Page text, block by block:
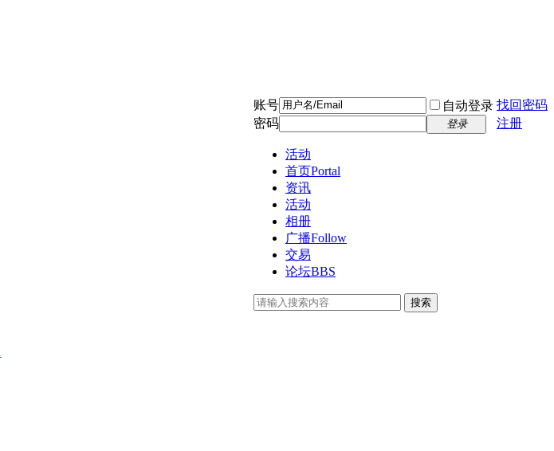
账号 自动登录 找回密码
密码
登录 注册
活动
首页Portal
资讯
活动
相册
广播Follow
交易
论坛BBS
搜索